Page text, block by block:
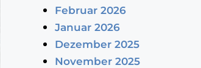
Februar 2026
Januar 2026
Dezember 2025
November 2025